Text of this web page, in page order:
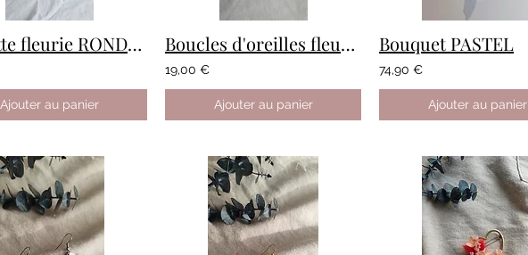
Barrette fleurie RONDE personnalisée
Ajouter au panier
Boucles d'oreilles fleuries vert sauge
19,00 €
Ajouter au panier
Bouquet PASTEL
74,90 €
Ajouter au panier